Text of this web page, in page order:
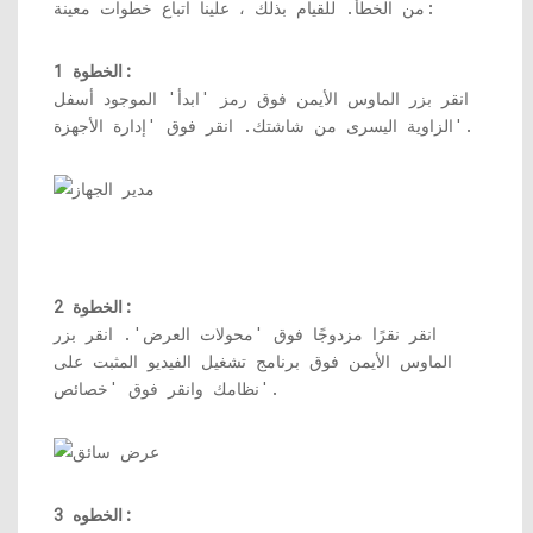
من الخطأ. للقيام بذلك ، علينا اتباع خطوات معينة:
الخطوة 1:
انقر بزر الماوس الأيمن فوق رمز 'ابدأ' الموجود أسفل
الزاوية اليسرى من شاشتك. انقر فوق 'إدارة الأجهزة'.
الخطوة 2:
انقر نقرًا مزدوجًا فوق 'محولات العرض'. انقر بزر
الماوس الأيمن فوق برنامج تشغيل الفيديو المثبت على
نظامك وانقر فوق 'خصائص'.
الخطوه 3: